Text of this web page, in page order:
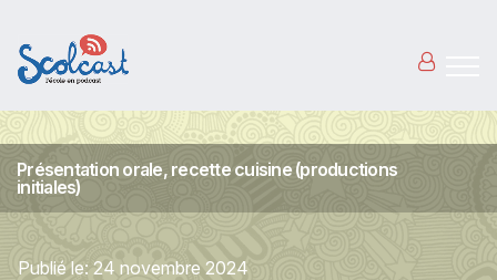
Présentation orale, recette cuisine (productions
initiales)
Publié le: 24 novembre 2024